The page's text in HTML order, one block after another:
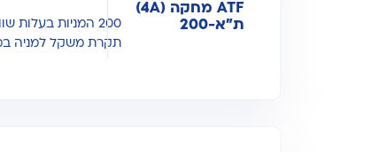
ATF מחקה (4A)
ת"א-200
200 המניות בעלות שווי השוק הגבוה בישראל
תקרת משקל למניה